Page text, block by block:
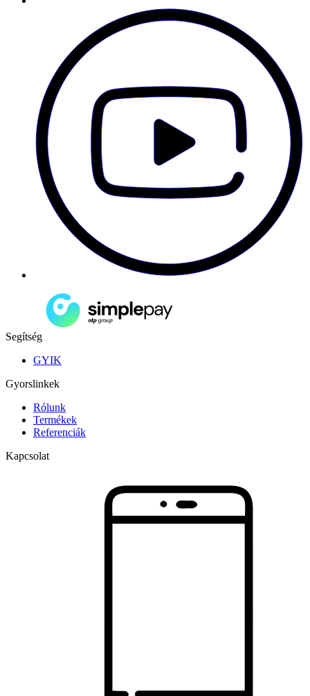
Segítség
GYIK
Gyorslinkek
Rólunk
Termékek
Referenciák
Kapcsolat